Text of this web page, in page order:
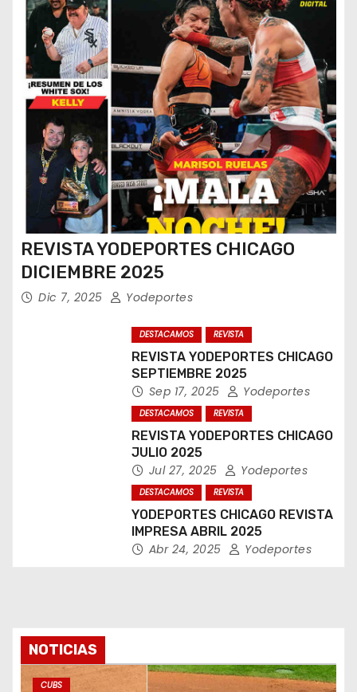
REVISTA YODEPORTES CHICAGO
DICIEMBRE 2025
Dic 7, 2025 Yodeportes
DESTACAMOS REVISTA
REVISTA YODEPORTES CHICAGO
SEPTIEMBRE 2025
Sep 17, 2025 Yodeportes
DESTACAMOS REVISTA
REVISTA YODEPORTES CHICAGO
JULIO 2025
Jul 27, 2025 Yodeportes
DESTACAMOS REVISTA
YODEPORTES CHICAGO REVISTA
IMPRESA ABRIL 2025
Abr 24, 2025 Yodeportes
NOTICIAS
CUBS